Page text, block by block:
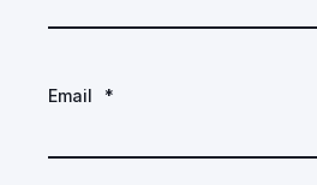
Email *